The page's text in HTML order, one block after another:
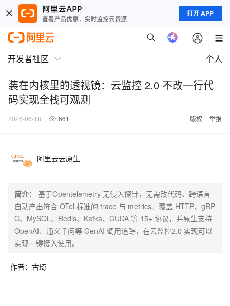
打开 APP
开发者社区 个人
装在内核里的透视镜：云监控 2.0 不改一行代
码实现全栈可观测
2026-06-18 661 版权 举报
阿里云云原生
简介：
基于Opentelemetry 无侵入探针，无需改代码、跨语言
自动产出符合 OTel 标准的 trace 与 metrics。覆盖 HTTP、gRP
C、MySQL、Redis、Kafka、CUDA 等 15+ 协议，并原生支持
OpenAI、通义千问等 GenAI 调用追踪，在云监控2.0 实现可以
实现一键接入使用。
作者：古琦